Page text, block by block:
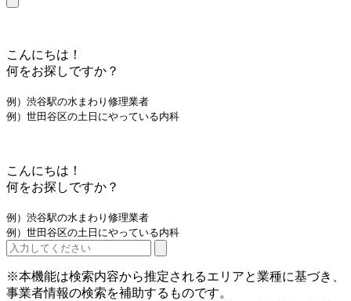
こんにちは！
何をお探しですか？
例）渋谷駅の水まわり修理業者
例）世田谷区の土日にやっている内科
こんにちは！
何をお探しですか？
例）渋谷駅の水まわり修理業者
例）世田谷区の土日にやっている内科
※本機能は検索内容から推定されるエリアと業種に基づき、
事業者情報の検索を補助するものです。